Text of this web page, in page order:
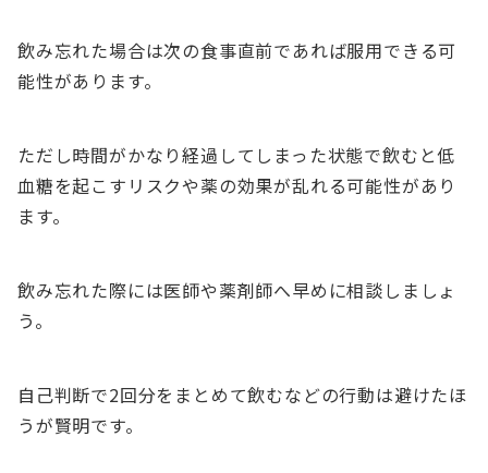
飲み忘れた場合は次の食事直前であれば服用できる可
能性があります。
ただし時間がかなり経過してしまった状態で飲むと低
血糖を起こすリスクや薬の効果が乱れる可能性があり
ます。
飲み忘れた際には医師や薬剤師へ早めに相談しましょ
う。
自己判断で2回分をまとめて飲むなどの行動は避けたほ
うが賢明です。